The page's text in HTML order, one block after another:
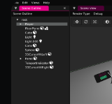
Scene
SceneResource
Skin
Texture